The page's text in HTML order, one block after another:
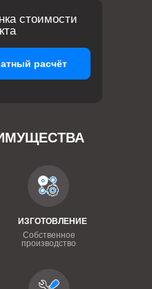
ИЗГОТОВЛЕНИЕ
Собственное
производство
стоимости
расчёт